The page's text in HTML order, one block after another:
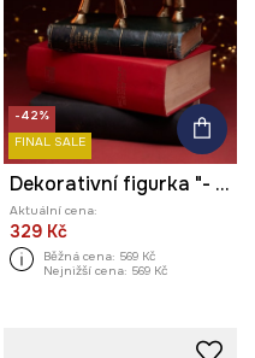
-42%
FINAL SALE
Dekorativní figurka "- sob"
Aktuální cena:
329 Kč
Běžná cena: 569 Kč
Nejnižší cena: 569 Kč